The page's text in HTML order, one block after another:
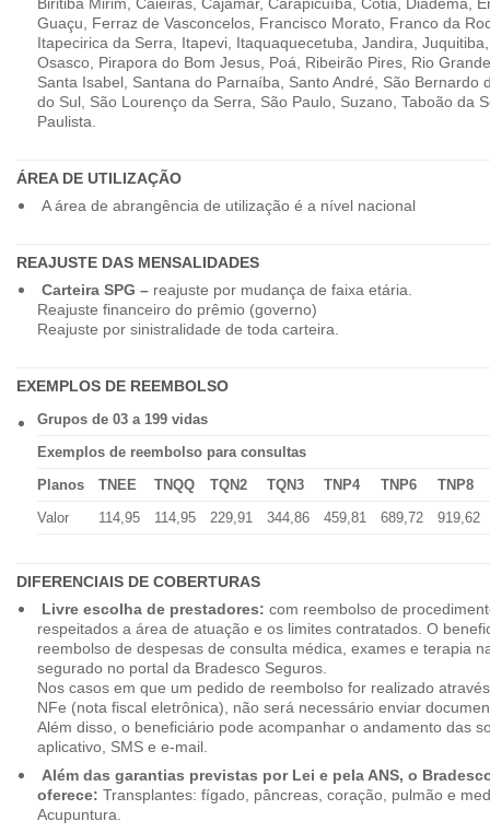
Guaçu, Ferraz de Vasconcelos, Francisco Morato, Franco da
Itapecirica da Serra, Itapevi, Itaquaquecetuba, Jandira,
Osasco, Pirapora do Bom Jesus, Poá, Ribeirão Pires, Rio
Santa Isabel, Santana do Parnaíba, Santo André, São Bernardo
do Sul, São Lourenço da Serra, São Paulo, Suzano, Taboão da
Paulista.
ÁREA DE UTILIZAÇÃO
A área de abrangência de utilização é a nível nacional
REAJUSTE DAS MENSALIDADES
Carteira SPG –reajuste por mudança de faixa etária.
Reajuste financeiro do prêmio (governo)
Reajuste por sinistralidade de toda carteira.
EXEMPLOS DE REEMBOLSO
Grupos de 03 a 199 vidas
Exemplos de reembolso para consultas
Planos
TNEE TNQQ TQN2 TQN3 TNP4 TNP6
TNP8
Valor
114,95 114,95 229,91 344,86 459,81 689,72 919,62
DIFERENCIAIS DE COBERTURAS
Livre escolha de prestadores: com reembolso de
respeitados a área de atuação e os limites contratados. O
reembolso de despesas de consulta médica, exames e terapia
segurado no portal da Bradesco Seguros.
Nos casos em que um pedido de reembolso for realizado
NFe (nota fiscal eletrônica), não será necessário enviar
Além disso, o beneficiário pode acompanhar o andamento das
aplicativo, SMS e e-mail.
Além das garantias previstas por Lei e pela ANS, o
oferece: Transplantes: fígado, pâncreas, coração, pulmão e
Acupuntura.